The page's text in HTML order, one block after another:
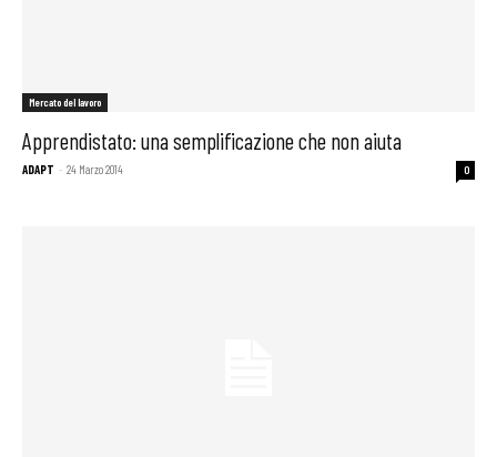
Mercato del lavoro
Apprendistato: una semplificazione che non aiuta
ADAPT - 24 Marzo 2014 0